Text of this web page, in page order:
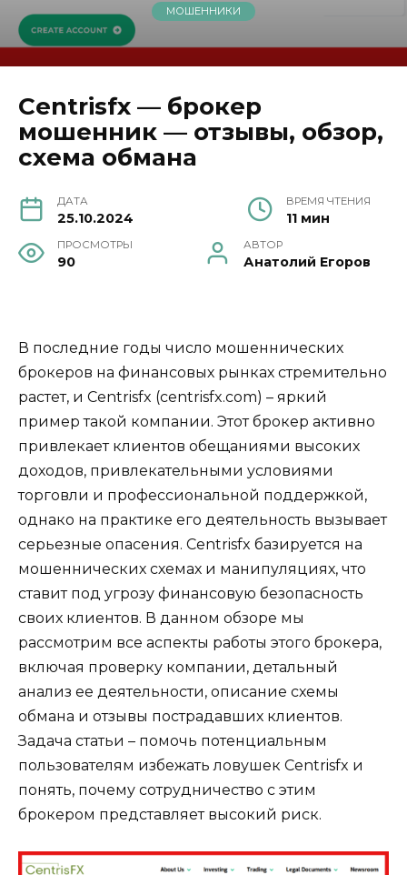
МОШЕННИКИ
Centrisfx — брокер
мошенник — отзывы, обзор,
схема обмана
ДАТА
25.10.2024
ВРЕМЯ ЧТЕНИЯ
11 мин
ПРОСМОТРЫ
90
АВТОР
Анатолий Егоров
В последние годы число мошеннических
брокеров на финансовых рынках стремительно
растет, и Centrisfx (centrisfx.com) – яркий
пример такой компании. Этот брокер активно
привлекает клиентов обещаниями высоких
доходов, привлекательными условиями
торговли и профессиональной поддержкой,
однако на практике его деятельность вызывает
серьезные опасения. Centrisfx базируется на
мошеннических схемах и манипуляциях, что
ставит под угрозу финансовую безопасность
своих клиентов. В данном обзоре мы
рассмотрим все аспекты работы этого брокера,
включая проверку компании, детальный
анализ ее деятельности, описание схемы
обмана и отзывы пострадавших клиентов.
Задача статьи – помочь потенциальным
пользователям избежать ловушек Centrisfx и
понять, почему сотрудничество с этим
брокером представляет высокий риск.